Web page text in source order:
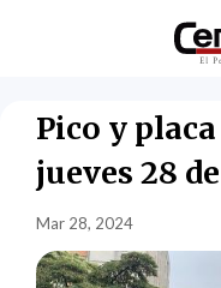
Pico y
jueves 28
Mar 28, 2024